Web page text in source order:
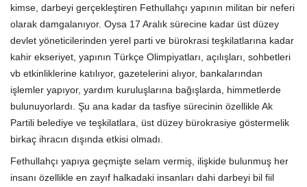
kimse, darbeyi gerçekleştiren Fethullahçı yapının militan bir neferi
olarak damgalanıyor. Oysa 17 Aralık sürecine kadar üst düzey
devlet yöneticilerinden yerel parti ve bürokrasi teşkilatlarına kadar
kahir ekseriyet, yapının Türkçe Olimpiyatları, açılışları, sohbetleri
vb etkinliklerine katılıyor, gazetelerini alıyor, bankalarından
işlemler yapıyor, yardım kuruluşlarına bağışlarda, himmetlerde
bulunuyorlardı. Şu ana kadar da tasfiye sürecinin özellikle Ak
Partili belediye ve teşkilatlara, üst düzey bürokrasiye göstermelik
birkaç ihracın dışında etkisi olmadı.
Fethullahçı yapıya geçmişte selam vermiş, ilişkide bulunmuş her
insanı özellikle en zayıf halkadaki insanları dahi darbeyi bil fiil